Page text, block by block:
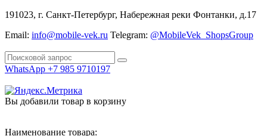
191023, г. Санкт-Петербург, Набережная реки Фонтанки, д.17
Email: info@mobile-vek.ru Telegram: @MobileVek_ShopsGroup
WhatsApp +7 985 9710197
Вы добавили товар в корзину
Наименование товара: